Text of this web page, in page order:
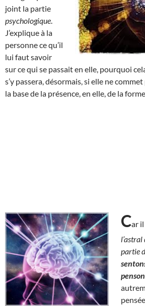
joint la partie
psychologique
J’explique à la
personne ce qu’il
lui faut savoir
sur ce qui se passait en elle, pourquoi
s’y passera, désormais, si elle ne
la base de la présence, en elle, de la
Car
partie